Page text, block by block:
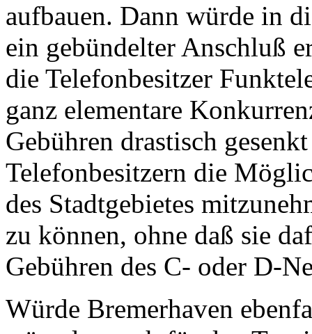
aufbauen. Dann würde in
ein gebündelter Anschluß
die Telefonbesitzer
ganz elementare
Gebühren drastisch
Telefonbesitzern die
des Stadtgebietes
zu können, ohne daß sie
Gebühren des C- oder D-
Würde Bremerhaven